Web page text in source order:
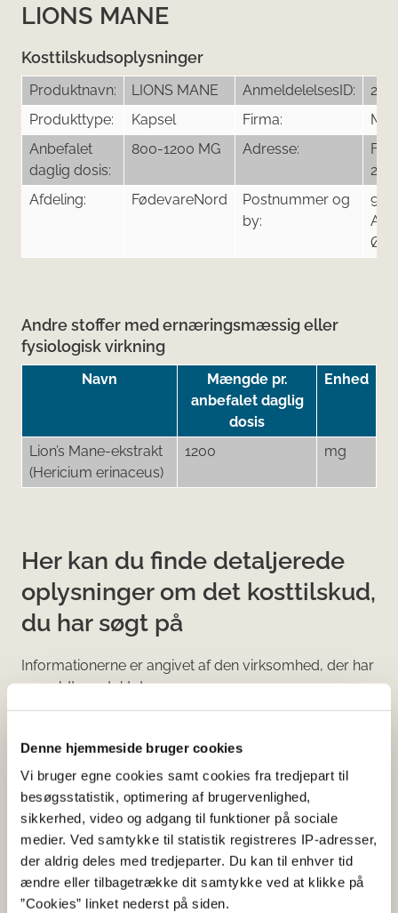
Denne hjemmeside bruger cookies
Vi bruger egne cookies samt cookies fra tredjepart til
besøgsstatistik, optimering af brugervenlighed,
sikkerhed, video og adgang til funktioner på sociale
medier. Ved samtykke til statistik registreres IP-adresser,
der aldrig deles med tredjeparter. Du kan til enhver tid
ændre eller tilbagetrække dit samtykke ved at klikke på
”Cookies” linket nederst på siden.
LIONS MANE
Kosttilskudsoplysninger
Produktnavn: LIONS MANE AnmeldelelsesID:
Produkttype:
Kapsel Firma:
Anbefalet
daglig dosis:
800-1200 MG Adresse:
25, 1
Afdeling:
FødevareNord
Postnummer og
by:
Øst
Andre stoffer med ernæringsmæssig eller
fysiologisk virkning
Navn
Mængde pr.
anbefalet daglig
dosis
Enhed
Lion’s Mane-ekstrakt
(Hericium erinaceus)
1200 mg
Her kan du finde detaljerede
oplysninger om det kosttilskud,
du har søgt på
Informationerne er angivet af den virksomhed, der har
anmeldt produktet.
indeholder, og i hvilke mængder:
Vitaminer og mineraler.
Andre stoffer end vitaminer og
mineraler med ernæringsmæssig eller
fysiologisk virkning.
Tilsætningsstoffer og aromaer.
Øvrige ingredienser.